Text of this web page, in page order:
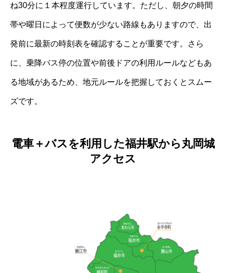
ね30分に１本程度運行しています。ただし、朝夕の時間
帯や曜日によって便数が少ない路線もありますので、出
発前に最新の時刻表を確認することが重要です。さら
に、乗降バス停の位置や前後ドアの利用ルールなどもあ
る地域があるため、地元ルールを把握しておくとスムー
ズです。
電車＋バスを利用した福井駅から丸岡城
アクセス